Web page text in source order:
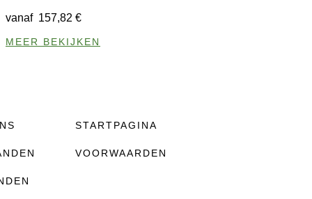
vanaf 157,82 €
MEER BEKIJKEN
STARTPAGINA
VOORWAARDEN